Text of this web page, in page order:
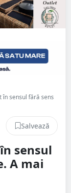
în sensul fără sens
Salvează
sensul
A mai